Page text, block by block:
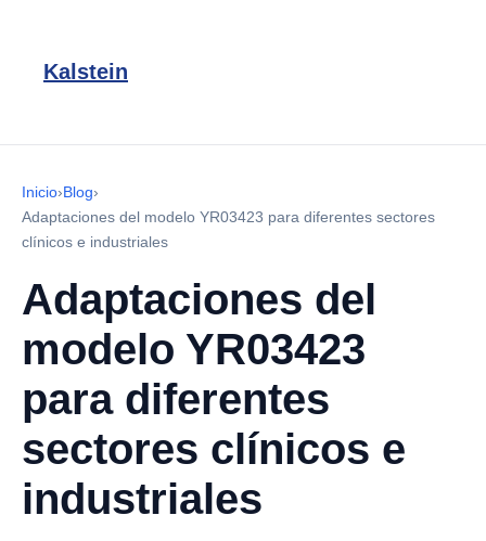
Kalstein
Inicio›Blog›
Adaptaciones del modelo YR03423 para diferentes sectores
clínicos e industriales
Adaptaciones del
modelo YR03423
para diferentes
sectores clínicos e
industriales